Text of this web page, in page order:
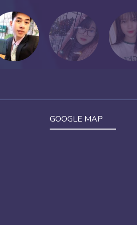
GOOGLE MAP